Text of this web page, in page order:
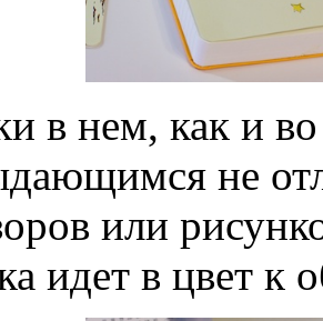
в нем, как и
не
или
идет в цвет к